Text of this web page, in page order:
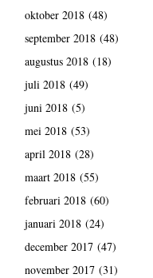
oktober 2018(48)
september 2018(48)
augustus 2018(18)
juli 2018(49)
juni 2018(5)
mei 2018(53)
april 2018(28)
maart 2018(55)
februari 2018(60)
januari 2018(24)
december 2017(47)
november 2017(31)